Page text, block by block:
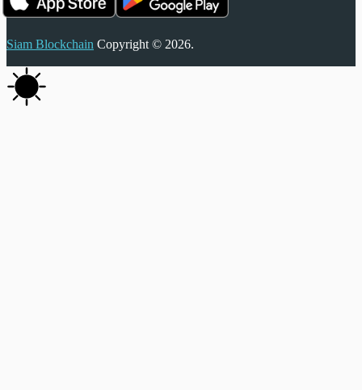
Siam Blockchain Copyright © 2026.